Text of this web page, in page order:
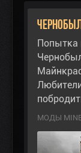
Попытка
МОДЫ